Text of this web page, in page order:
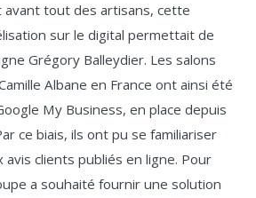
avant tout des artisans, cette
sur le digital permettait de
Grégory Balleydier. Les salons
Albane en France ont ainsi été
My Business, en place depuis
ce biais, ils ont pu se familiariser
avis clients publiés en ligne. Pour
a souhaité fournir une solution